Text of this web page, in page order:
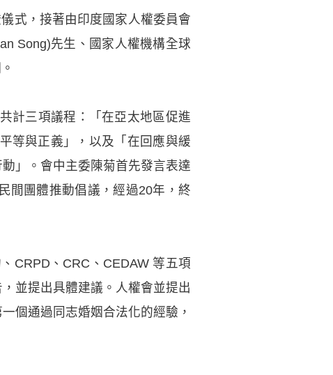
式，接著由印度國家人權委員會
Song)先生、國家人權機構全球
計三項議程：「在亞太地區促進
等與正義」，以及「在回應與緩
」。會中主委陳菊首先發言表達
間團體推動倡議，經過20年，終
CRPD、CRC、CEDAW 等五項
並提出具體建議。人權會並提出
個通過同志婚姻合法化的經驗，